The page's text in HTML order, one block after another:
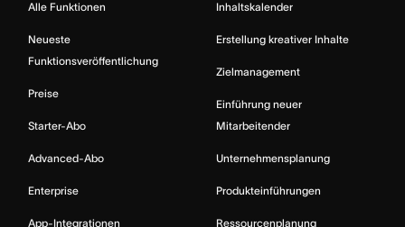
Alle Funktionen
Neueste
Funktionsveröffentlichung
Preise
Starter-Abo
Advanced-Abo
Enterprise
App-Integrationen
Inhaltskalender
Erstellung kreativer Inhalte
Zielmanagement
Einführung neuer
Mitarbeitender
Unternehmensplanung
Produkteinführungen
Ressourcenplanung